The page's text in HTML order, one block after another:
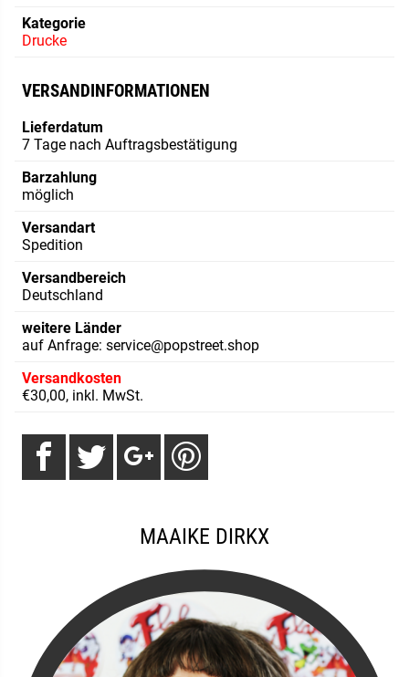
Kategorie
Drucke
VERSANDINFORMATIONEN
Lieferdatum
7 Tage nach Auftragsbestätigung
Barzahlung
möglich
Versandart
Spedition
Versandbereich
Deutschland
weitere Länder
auf Anfrage: service@popstreet.shop
Versandkosten
€30,00, inkl. MwSt.
MAAIKE DIRKX